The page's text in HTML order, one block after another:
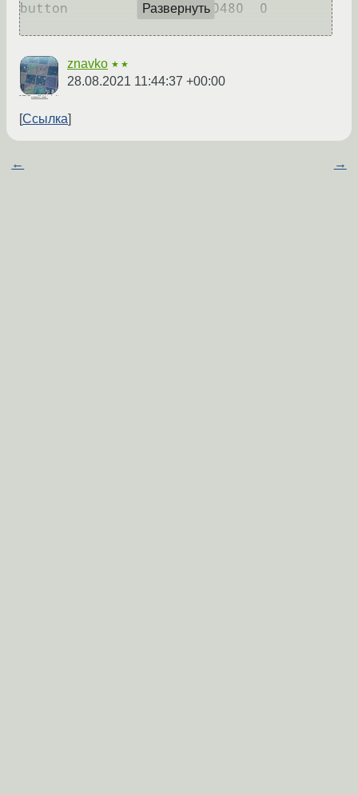
button                 20480  0
Развернуть
znavko ★★
28.08.2021 11:44:37 +00:00
Ссылка
← →